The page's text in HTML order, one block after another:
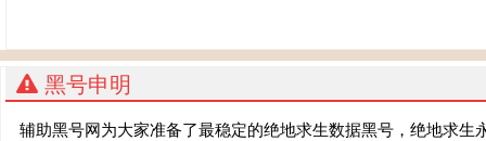
黑号申明
辅助黑号网为大家准备了最稳定的绝地求生数据黑号，绝地求